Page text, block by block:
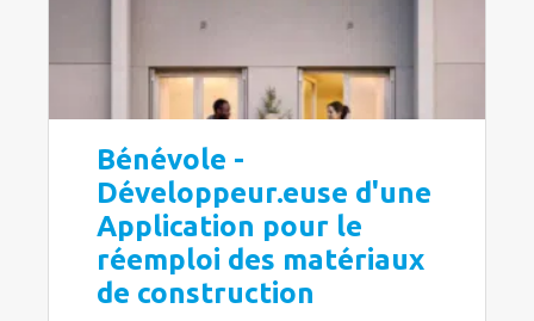
Bénévole -
Développeur.euse d'une
Application pour le
réemploi des matériaux
de construction